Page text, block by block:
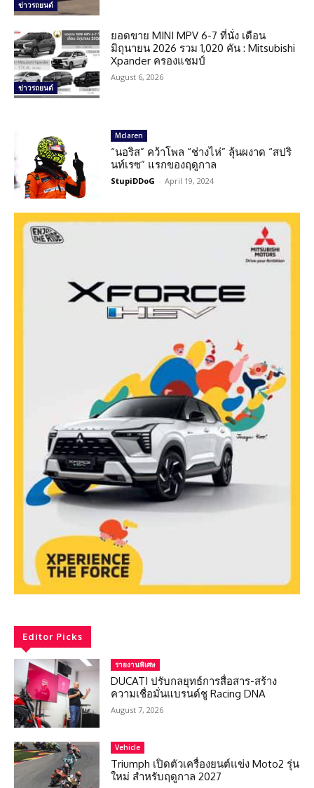
ข่าวรถยนต์
ข่าวรถยนต์
ยอดขาย MINI MPV 6-7 ที่นั่ง เดือน
มิถุนายน 2026 รวม 1,020 คัน : Mitsubishi
Xpander ครองแชมป์
August 6, 2026
Mclaren
“นอริส” คว้าโพล “ช่างไห่” ลุ้นผงาด “สปริ
นท์เรซ” แรกของฤดูกาล
StupiDDoG - April 19, 2024
Editor Picks
รายงานพิเศษ
DUCATI ปรับกลยุทธ์การสื่อสาร-สร้าง
ความเชื่อมั่นแบรนด์ชู Racing DNA
August 7, 2026
Vehicle
Triumph เปิดตัวเครื่องยนต์แข่ง Moto2 รุ่น
ใหม่ สำหรับฤดูกาล 2027